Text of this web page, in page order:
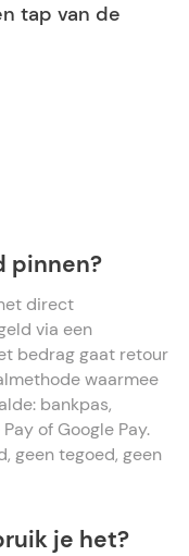
tap van de
pinnen?
direct
via een
bedrag gaat retour
waarmee
bankpas,
of Google Pay.
geen tegoed, geen
je het?